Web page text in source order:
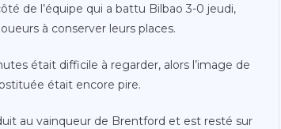
de l’équipe qui a battu Bilbao 3-0 jeudi,
à conserver leurs places.
était difficile à regarder, alors l’image de
était encore pire.
au vainqueur de Brentford et est resté sur